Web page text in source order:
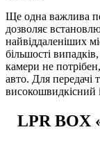
Ще одна важлива
дозволяє
найвіддаленіших
більшості
камери не
авто. Для передачі
високошвидкісний
LPR BOX